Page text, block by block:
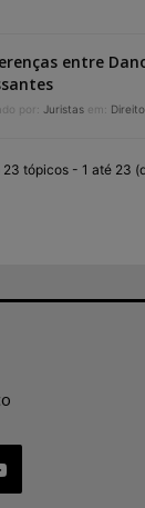
entre
por: Juristas em:
tópicos - 1 até 23